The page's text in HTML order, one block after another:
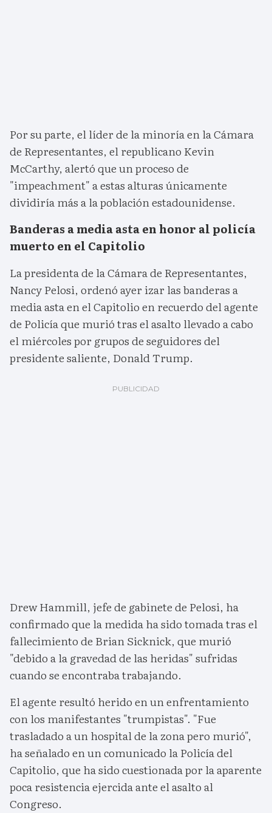
Por su parte, el líder de la minoría en la Cámara
de Representantes, el republicano Kevin
McCarthy, alertó que un proceso de
"impeachment" a estas alturas únicamente
dividiría más a la población estadounidense.
Banderas a media asta en honor al policía
muerto en el Capitolio
La presidenta de la Cámara de Representantes,
Nancy Pelosi, ordenó ayer izar las banderas a
media asta en el Capitolio en recuerdo del agente
de Policía que murió tras el asalto llevado a cabo
el miércoles por grupos de seguidores del
presidente saliente, Donald Trump.
Drew Hammill, jefe de gabinete de Pelosi, ha
confirmado que la medida ha sido tomada tras el
fallecimiento de Brian Sicknick, que murió
"debido a la gravedad de las heridas" sufridas
cuando se encontraba trabajando.
El agente resultó herido en un enfrentamiento
con los manifestantes "trumpistas". "Fue
trasladado a un hospital de la zona pero murió",
ha señalado en un comunicado la Policía del
Capitolio, que ha sido cuestionada por la aparente
poca resistencia ejercida ante el asalto al
Congreso.